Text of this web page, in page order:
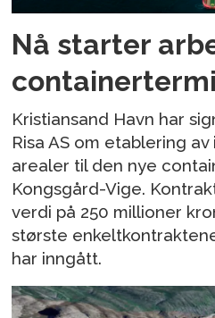
Nå starter
Kristiansand Havn har
Risa AS om etablering
arealer til den nye
Kongsgård-Vige.
verdi på 250 millioner
største
har inngått.